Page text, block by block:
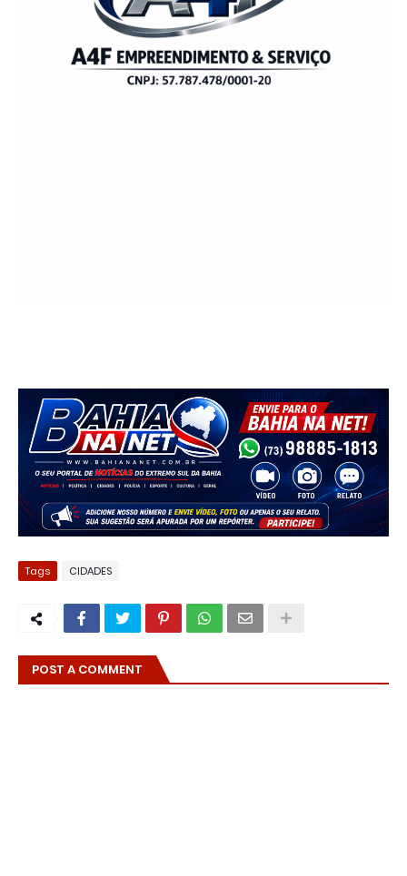
Tags CIDADES
POST A COMMENT